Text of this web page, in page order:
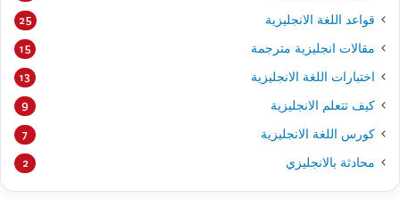
قواعد اللغة الانجليزية 25
مقالات انجليزية مترجمة 15
اختبارات اللغة الانجليزية 13
كيف تتعلم الانجليزية 9
كورس اللغة الانجليزية 7
محادثة بالانجليزي 2